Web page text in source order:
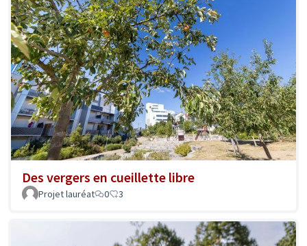
Des vergers en cueillette libre
Projet lauréat 0 3